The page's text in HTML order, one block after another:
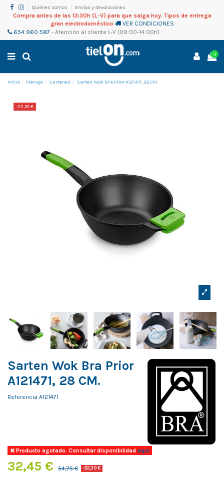
Quiénes somos Envíos y devoluciones
Compra antes de las 13:30h (L-V) para que salga hoy. Tipos de entrega
gran electrodoméstico
VER CONDICIONES
654 960 587 - Atención al cliente L-V (09:00-14:00h)
0
Inicio Menaje Sartenes Sarten Wok Bra Prior A121471, 28 CM.
-22,30 €
Sarten Wok Bra Prior
A121471, 28 CM.
Referencia A121471
Producto agotado. Consultar disponibilidadaqui
32,45 € 54,75 € -22,30 €